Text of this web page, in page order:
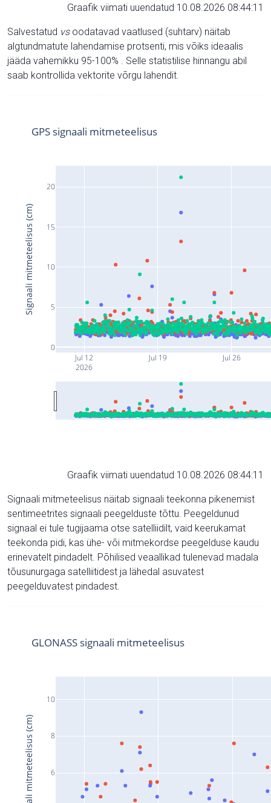
Graafik viimati uuendatud 10.08.2026 08:44:11
Salvestatud vsoodatavad vaatlused (suhtarv) näitab
algtundmatute lahendamise protsenti, mis võiks ideaalis
jääda vahemikku 95-100% . Selle statistilise hinnangu abil
saab kontrollida vektorite võrgu lahendit.
Jul 12
2026
Jul 19 Jul 26
0
5
10
15
20
GPS signaali mitmeteelisus
Signaali mitmeteelisus (cm)
Graafik viimati uuendatud 10.08.2026 08:44:11
Signaali mitmeteelisus näitab signaali teekonna pikenemist
sentimeetrites signaali peegelduste tõttu. Peegeldunud
signaal ei tule tugijaama otse satelliidilt, vaid keerukamat
teekonda pidi, kas ühe- või mitmekordse peegelduse kaudu
erinevatelt pindadelt. Põhilised veaallikad tulenevad madala
tõusunurgaga satelliitidest ja lähedal asuvatest
peegelduvatest pindadest.
6
8
10
GLONASS signaali mitmeteelisus
Signaali mitmeteelisus (cm)